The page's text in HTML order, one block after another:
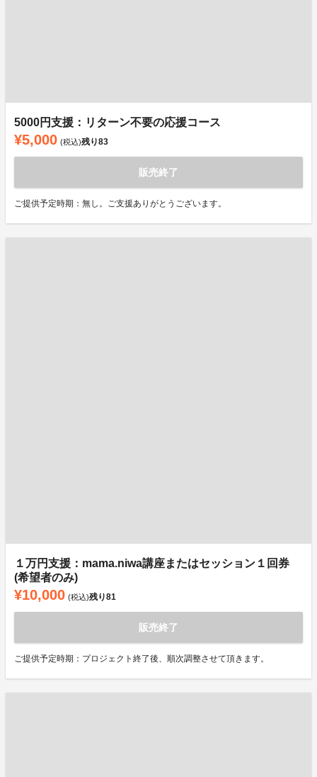
5000円支援：リターン不要の応援コース
¥5,000 (税込)残り83
販売終了
ご提供予定時期：無し。ご支援ありがとうございます。
１万円支援：mama.niwa講座またはセッション１回券
(希望者のみ)
¥10,000 (税込)残り81
販売終了
ご提供予定時期：プロジェクト終了後、順次調整させて頂きます。